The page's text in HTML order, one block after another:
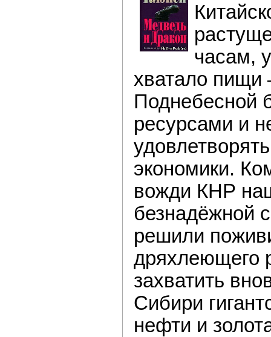
часам,
хватало пищи
Поднебесной
ресурсами и
экономики.
вожди КНР
безнадёжной
решили
дряхлеющего
захватить
Сибири
нефти и